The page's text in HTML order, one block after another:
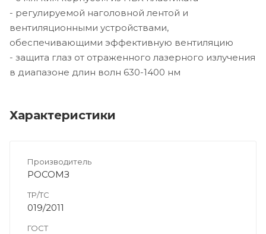
- регулируемой наголовной лентой и
вентиляционными устройствами,
обеспечивающими эффективную вентиляцию
- защита глаз от отраженного лазерного излучения
в диапазоне длин волн 630-1400 нм
Характеристики
Производитель
РОСОМЗ
ТР/ТС
019/2011
ГОСТ